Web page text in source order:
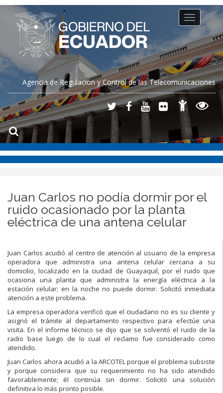
Agencia de Regulación y Control de las Telecomunicaciones
Toggle
navigation
Juan Carlos no podía dormir por el
ruido ocasionado por la planta
eléctrica de una antena celular
Juan Carlos acudió al centro de atención al usuario de la empresa
operadora que administra una antena celular cercana a su
domicilio, localizado en la ciudad de Guayaquil, por el ruido que
ocasiona una planta que administra la energía eléctrica a la
estación celular; en la noche no puede dormir. Solicitó inmediata
atención a este problema.
La empresa operadora verificó que el ciudadano no es su cliente y
asignó el trámite al departamento respectivo para efectúe una
visita. En el informe técnico se dijo que se solventó el ruido de la
radio base luego de lo cual el reclamo fue considerado como
atendido.
Juan Carlos ahora acudió a la ARCOTEL porque el problema subsiste
y porque considera que su requerimiento no ha sido atendido
favorablemente; él continúa sin dormir. Solicitó una solución
definitiva lo más pronto posible.